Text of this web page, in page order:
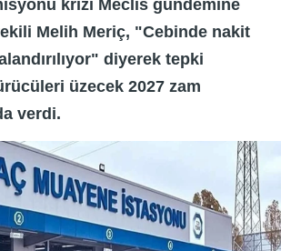
krizi Meclis gündemine
Melih Meriç, "Cebinde nakit
diyerek tepki
üzecek 2027 zam
verdi.